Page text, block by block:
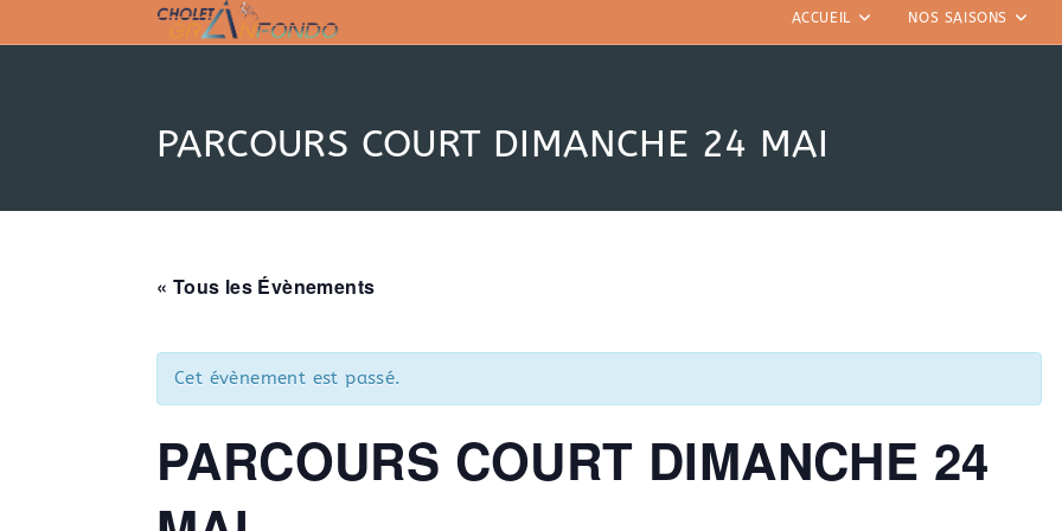
to
ACCUEIL NOS SAISONS
PARCOURS COURT DIMANCHE 24 MAI
« Tous les Évènements
Cet évènement est passé.
PARCOURS COURT DIMANCHE 24